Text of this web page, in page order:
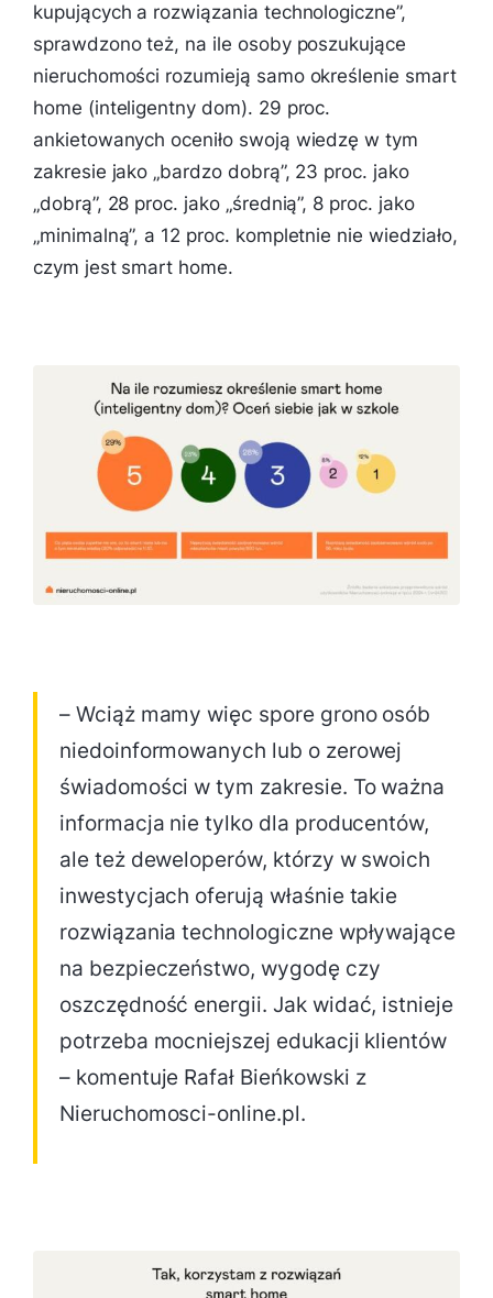
kupujących a rozwiązania technologiczne”,
sprawdzono też, na ile osoby poszukujące
nieruchomości rozumieją samo określenie smart
home (inteligentny dom). 29 proc.
ankietowanych oceniło swoją wiedzę w tym
zakresie jako „bardzo dobrą”, 23 proc. jako
„dobrą”, 28 proc. jako „średnią”, 8 proc. jako
„minimalną”, a 12 proc. kompletnie nie wiedziało,
czym jest smart home.
– Wciąż mamy więc spore grono osób
niedoinformowanych lub o zerowej
świadomości w tym zakresie. To ważna
informacja nie tylko dla producentów,
ale też deweloperów, którzy w swoich
inwestycjach oferują właśnie takie
rozwiązania technologiczne wpływające
na bezpieczeństwo, wygodę czy
oszczędność energii. Jak widać, istnieje
potrzeba mocniejszej edukacji klientów
– komentuje Rafał Bieńkowski z
Nieruchomosci-online.pl.